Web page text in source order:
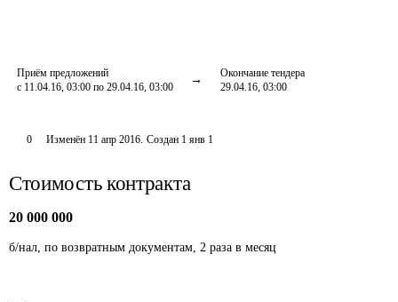
Приём предложений
с 11.04.16, 03:00 по 29.04.16, 03:00
Окончание тендера
29.04.16, 03:00
0 Изменён 11 апр 2016. Создан 1 янв 1
Стоимость контракта
20 000 000
б/нал, по возвратным документам, 2 раза в месяц